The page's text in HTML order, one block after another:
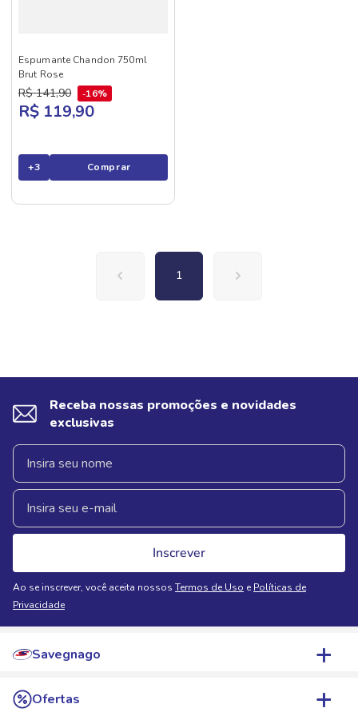
Espumante Chandon 750ml
Brut Rose
R$ 141,90 16%
R$ 119,90
+3 Comprar
1
Receba nossas promoções e novidades
exclusivas
Inscrever
Ao se inscrever, você aceita nossos Termos de Uso e Políticas de
Privacidade
Savegnago
Quem Somos
Ofertas